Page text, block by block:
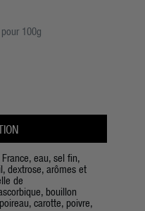
100g
eau, sel fin,
dextrose, arômes et
de
bouillon
carotte, poivre,